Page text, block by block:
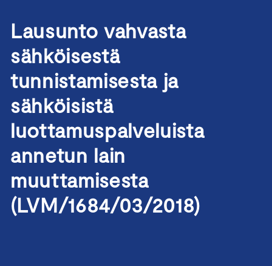
Lausunto vahvasta
sähköisestä
tunnistamisesta ja
sähköisistä
luottamuspalveluista
annetun lain
muuttamisesta
(LVM/1684/03/2018)